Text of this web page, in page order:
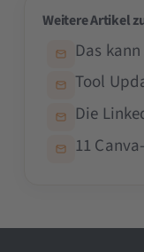
Weitere Artikel
Das
Tool
Die
11